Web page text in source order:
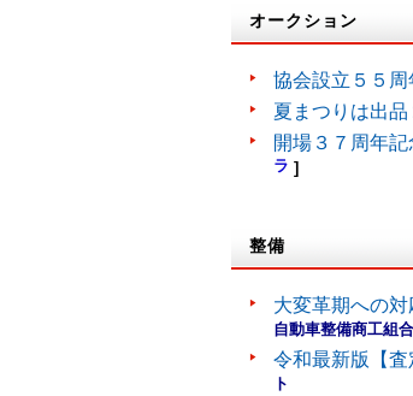
オークション
協会設立５５
夏まつりは出
開場３７周年
ラ ]
整備
大変革期への
自動車整備商工組
令和最新版【
ト